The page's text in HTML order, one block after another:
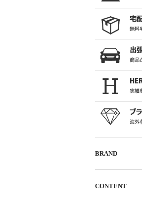
BRAND
CONTENT